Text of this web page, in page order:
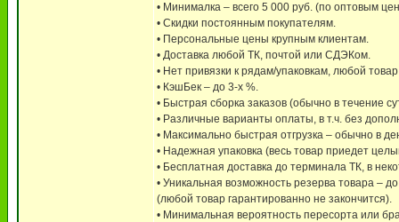
• Минималка – всего 5 000 руб. (по оптовым
• Скидки постоянным покупателям.
• Персональные цены крупным клиентам.
• Доставка любой ТК, почтой или СДЭКом.
• Нет привязки к рядам/упаковкам, любой
• КэшБек – до 3-х %.
• Быстрая сборка заказов (обычно в течение
• Различные варианты оплаты, в т.ч. без
• Максимально быстрая отгрузка – обычно в
• Надежная упаковка (весь товар приедет
• Бесплатная доставка до терминала ТК, в
• Уникальная возможность резерва товара –
(любой товар гарантированно не закончится).
• Минимальная вероятность пересорта или